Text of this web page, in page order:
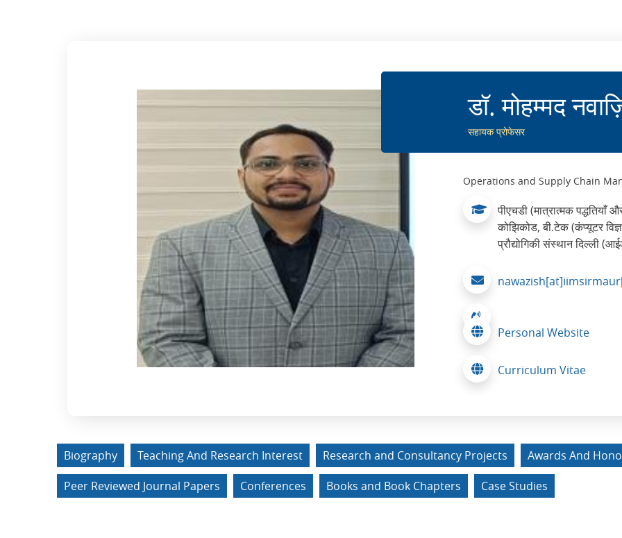
डॉ. मोहम्मद
सहायक प्रोफेसर
Operations and Supply Chain
पीएचडी (मात्रात्मक
कोझिकोड, बी.टेक (कंप्यूटर
प्रौद्योगिकी संस्थान दिल्ली
Personal Website
Curriculum Vitae
Biography Teaching And Research Interest Research and Consultancy Projects
Awards And
Peer Reviewed Journal Papers
Conferences Books and Book Chapters Case Studies